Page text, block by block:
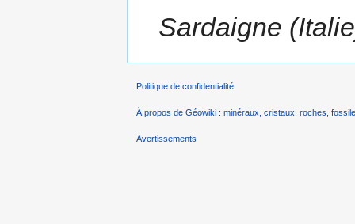
Sardaigne
Politique de confidentialité
À propos de Géowiki : minéraux, cristaux, roches,
Avertissements